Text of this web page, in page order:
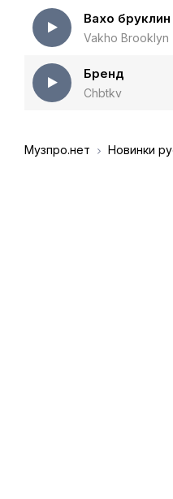
Вахо
Vakho Brooklyn
Бренд
Chbtkv
Музпро.нет Новинки